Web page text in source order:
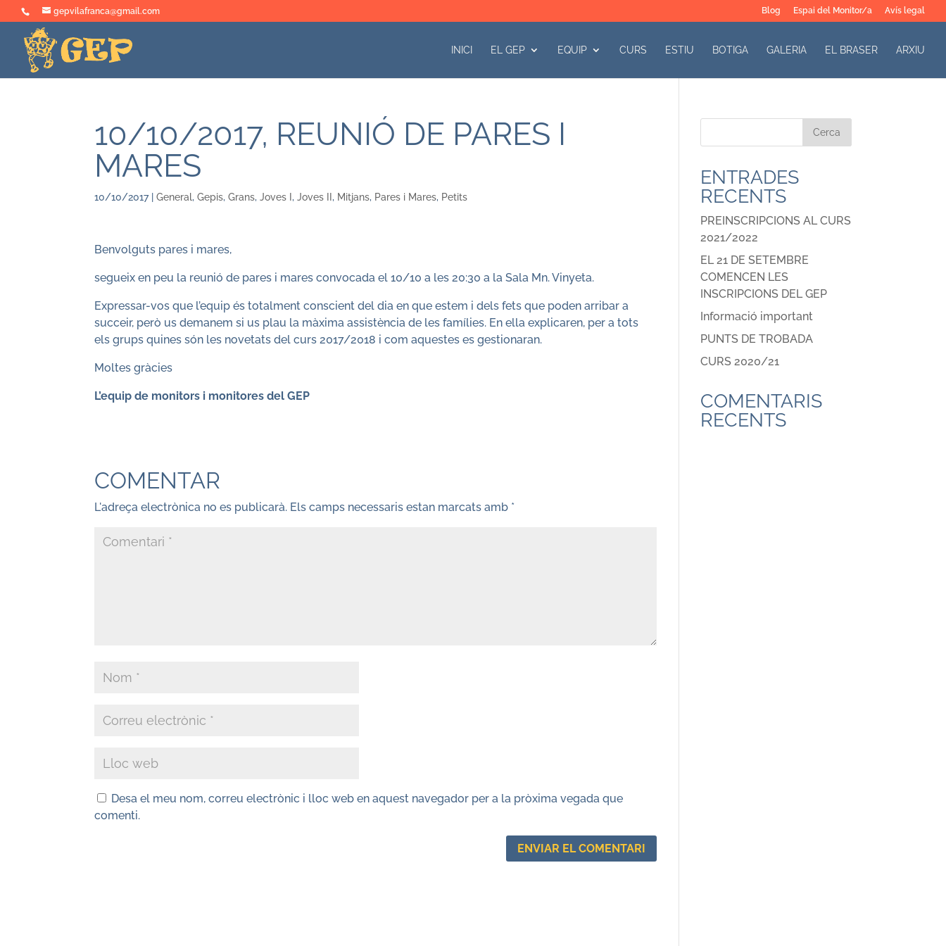
gepvilafranca@gmail.com Blog Espai del Monitor/a Avís legal
INICI EL GEP EQUIP CURS ESTIU BOTIGA GALERIA EL BRASER ARXIU
10/10/2017, REUNIÓ DE PARES I
MARES
10/10/2017|General,Gepis,Grans,Joves I ,Joves II , Mitjans, Pares i Mares, Petits
Benvolguts pares i mares,
segueix en peu la reunió de pares i mares convocada el 10/10 a les 20:30 a la Sala Mn. Vinyeta.
Expressar-vos que l’equip és totalment conscient del dia en que estem i dels fets que poden arribar a
succeir, però us demanem si us plau la màxima assistència de les famílies. En ella explicaren, per a tots
els grups quines són les novetats del curs 2017/2018 i com aquestes es gestionaran.
Moltes gràcies
L’equip de monitors i monitores del GEP
COMENTAR
L'adreça electrònica no es publicarà. Els camps necessaris estan marcats amb *
Desa el meu nom, correu electrònic i lloc web en aquest navegador per a la pròxima vegada que
comenti.
ENTRADES
RECENTS
PREINSCRIPCIONS AL CURS
2021/2022
EL 21 DE SETEMBRE
COMENCEN LES
INSCRIPCIONS DEL GEP
Informació important
PUNTS DE TROBADA
CURS 2020/21
COMENTARIS
RECENTS